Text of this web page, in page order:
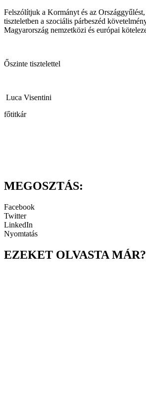
Felszólítjuk a Kormányt és az
tiszteletben a szociális párbeszéd
Magyarország nemzetközi és európai
Őszinte tisztelettel
Luca Visentini
főtitkár
MEGOSZTÁS:
Facebook
Twitter
LinkedIn
Nyomtatás
EZEKET OLVASTA MÁR?